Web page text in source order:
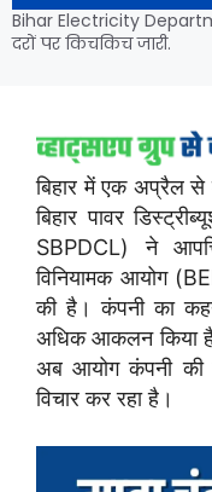
Bihar Electricity
दरों पर किचकिच जारी.
बिहार में एक अप्रैल से
बिहार पावर
SBPDCL) ने
विनियामक आयोग
की है। कंपनी का
अधिक आकलन किया
अब आयोग कंपनी की
विचार कर रहा है।